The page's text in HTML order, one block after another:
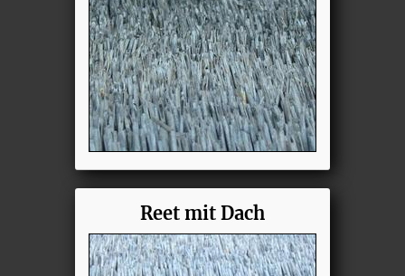
Reet mit Dach